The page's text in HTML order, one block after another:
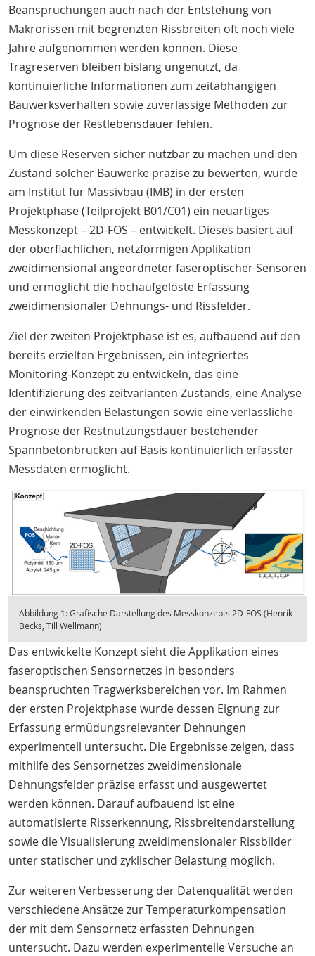
Beanspruchungen auch nach der Entstehung von
Makrorissen mit begrenzten Rissbreiten oft noch viele
Jahre aufgenommen werden können. Diese
Tragreserven bleiben bislang ungenutzt, da
kontinuierliche Informationen zum zeitabhängigen
Bauwerksverhalten sowie zuverlässige Methoden zur
Prognose der Restlebensdauer fehlen.
Um diese Reserven sicher nutzbar zu machen und den
Zustand solcher Bauwerke präzise zu bewerten, wurde
am Institut für Massivbau (IMB) in der ersten
Projektphase (Teilprojekt B01/C01) ein neuartiges
Messkonzept – 2D-FOS – entwickelt. Dieses basiert auf
der oberflächlichen, netzförmigen Applikation
zweidimensional angeordneter faseroptischer Sensoren
und ermöglicht die hochaufgelöste Erfassung
zweidimensionaler Dehnungs- und Rissfelder.
Ziel der zweiten Projektphase ist es, aufbauend auf den
bereits erzielten Ergebnissen, ein integriertes
Monitoring-Konzept zu entwickeln, das eine
Identifizierung des zeitvarianten Zustands, eine Analyse
der einwirkenden Belastungen sowie eine verlässliche
Prognose der Restnutzungsdauer bestehender
Spannbetonbrücken auf Basis kontinuierlich erfasster
Messdaten ermöglicht.
Abbildung 1: Grafische Darstellung des Messkonzepts 2D-FOS (Henrik
Becks, Till Wellmann)
Das entwickelte Konzept sieht die Applikation eines
faseroptischen Sensornetzes in besonders
beanspruchten Tragwerksbereichen vor. Im Rahmen
der ersten Projektphase wurde dessen Eignung zur
Erfassung ermüdungsrelevanter Dehnungen
experimentell untersucht. Die Ergebnisse zeigen, dass
mithilfe des Sensornetzes zweidimensionale
Dehnungsfelder präzise erfasst und ausgewertet
werden können. Darauf aufbauend ist eine
automatisierte Risserkennung, Rissbreitendarstellung
sowie die Visualisierung zweidimensionaler Rissbilder
unter statischer und zyklischer Belastung möglich.
Zur weiteren Verbesserung der Datenqualität werden
verschiedene Ansätze zur Temperaturkompensation
der mit dem Sensornetz erfassten Dehnungen
untersucht. Dazu werden experimentelle Versuche an